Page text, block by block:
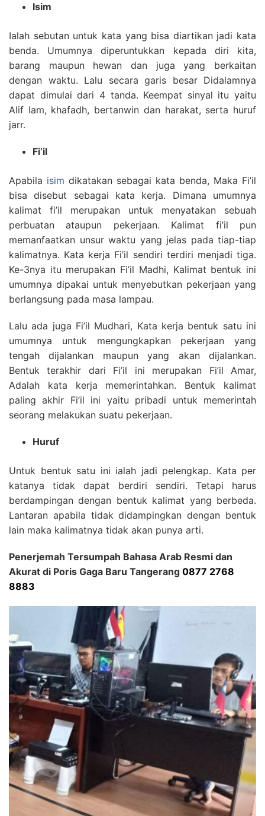
Isim
Ialah sebutan untuk kata yang bisa diartikan jadi kata
benda. Umumnya diperuntukkan kepada diri kita,
barang maupun hewan dan juga yang berkaitan
dengan waktu. Lalu secara garis besar Didalamnya
dapat dimulai dari 4 tanda. Keempat sinyal itu yaitu
Alif lam, khafadh, bertanwin dan harakat, serta huruf
jarr.
Fi’il
Apabila isim dikatakan sebagai kata benda, Maka Fi’il
bisa disebut sebagai kata kerja. Dimana umumnya
kalimat fi’il merupakan untuk menyatakan sebuah
perbuatan ataupun pekerjaan. Kalimat fi’il pun
memanfaatkan unsur waktu yang jelas pada tiap-tiap
kalimatnya. Kata kerja Fi’il sendiri terdiri menjadi tiga.
Ke-3nya itu merupakan Fi’il Madhi, Kalimat bentuk ini
umumnya dipakai untuk menyebutkan pekerjaan yang
berlangsung pada masa lampau.
Lalu ada juga Fi’il Mudhari, Kata kerja bentuk satu ini
umumnya untuk mengungkapkan pekerjaan yang
tengah dijalankan maupun yang akan dijalankan.
Bentuk terakhir dari Fi’il ini merupakan Fi’il Amar,
Adalah kata kerja memerintahkan. Bentuk kalimat
paling akhir Fi’il ini yaitu pribadi untuk memerintah
seorang melakukan suatu pekerjaan.
Huruf
Untuk bentuk satu ini ialah jadi pelengkap. Kata per
katanya tidak dapat berdiri sendiri. Tetapi harus
berdampingan dengan bentuk kalimat yang berbeda.
Lantaran apabila tidak didampingkan dengan bentuk
lain maka kalimatnya tidak akan punya arti.
Penerjemah Tersumpah Bahasa Arab Resmi dan
Akurat di Poris Gaga Baru Tangerang 0877 2768
8883